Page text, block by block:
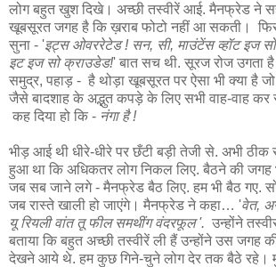
लोग बहुत खुश दिखे। अच्छी तस्वीरें आई. मैनफ्रेड ने
खूबसूरत जगह है कि ख़राब फोटो नहीं आ सकती।
सुना - 'इट्स ओवररेटेड ! सन, सी, माउंटेंस व्हॉट इज
इट इज सो क्राउडेड!' बात सच थी. सूरज रोज उगता है
समुद्र, पहाड़ - है थोड़ा खूबसूरत पर ऐसा भी क्या है जो
जैसे बादशाह के अद्भुत कपड़े के लिए सभी वाह-वाह कर
कह दिया हो कि - नंगा है !
भीड़ आई थी धीरे-धीरे पर छँटी बड़ी तेजी से. अभी ठीक
हुआ था कि अधिकतर लोग निकल लिए. बैठने की जगह
जब सब जाने लगे - मैनफ्रेड बैठ लिए. हम भी बैठ गए.
जब रास्ते खाली हो जाएंगे। मैनफ्रेड ने कहा… 'वेत,
यू रियली वांत तू फील समथींग वंदरफूल '. उन्होंने
बताया कि बहुत अच्छी तस्वीरें ली हैं उन्होंने उस जगह
देखने आये थे. हम कुछ गिने-चुने लोग देर तक बैठे रहे।